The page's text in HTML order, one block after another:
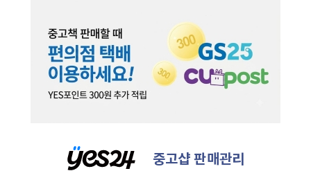
중고샵 판매관리